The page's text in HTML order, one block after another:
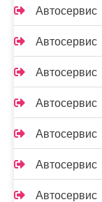
Автосервис
Автосервис
Автосервис
Автосервис
Автосервис
Автосервис
Автосервис